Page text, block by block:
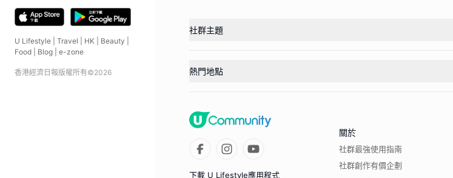
U Lifestyle Travel HK Beauty
Food
Blog e-zone
香港經濟日報版權所有©2026
社群主題
熱門地點
下載 U Lifestyle應用程式
關於
社群最強使用指南
社群創作有價企劃